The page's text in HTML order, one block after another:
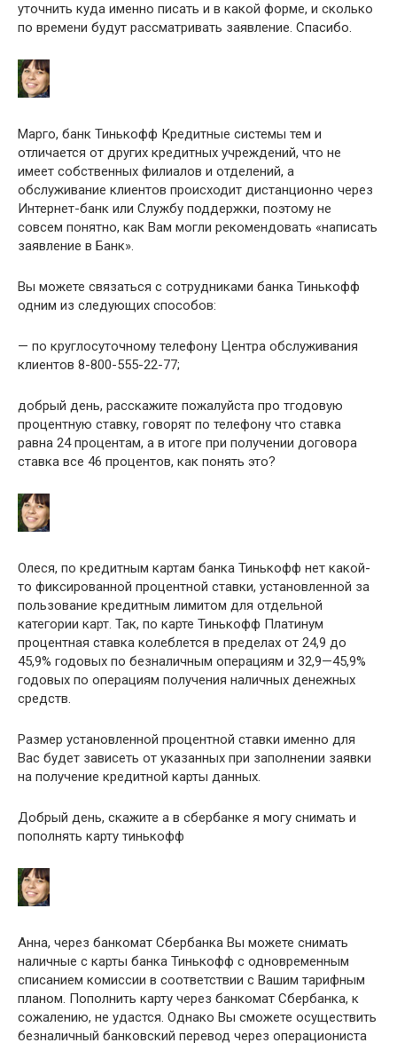
уточнить куда именно писать и в какой форме, и сколько
по времени будут рассматривать заявление. Спасибо.
Марго, банк Тинькофф Кредитные системы тем и
отличается от других кредитных учреждений, что не
имеет собственных филиалов и отделений, а
обслуживание клиентов происходит дистанционно через
Интернет-банк или Службу поддержки, поэтому не
совсем понятно, как Вам могли рекомендовать «написать
заявление в Банк».
Вы можете связаться с сотрудниками банка Тинькофф
одним из следующих способов:
— по круглосуточному телефону Центра обслуживания
клиентов 8-800-555-22-77;
добрый день, расскажите пожалуйста про тгодовую
процентную ставку, говорят по телефону что ставка
равна 24 процентам, а в итоге при получении договора
ставка все 46 процентов, как понять это?
Олеся, по кредитным картам банка Тинькофф нет какой-
то фиксированной процентной ставки, установленной за
пользование кредитным лимитом для отдельной
категории карт. Так, по карте Тинькофф Платинум
процентная ставка колеблется в пределах от 24,9 до
45,9% годовых по безналичным операциям и 32,9—45,9%
годовых по операциям получения наличных денежных
средств.
Размер установленной процентной ставки именно для
Вас будет зависеть от указанных при заполнении заявки
на получение кредитной карты данных.
Добрый день, скажите а в сбербанке я могу снимать и
пополнять карту тинькофф
Анна, через банкомат Сбербанка Вы можете снимать
наличные с карты банка Тинькофф с одновременным
списанием комиссии в соответствии с Вашим тарифным
планом. Пополнить карту через банкомат Сбербанка, к
сожалению, не удастся. Однако Вы сможете осуществить
безналичный банковский перевод через операциониста